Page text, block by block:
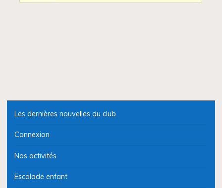
Les dernières nouvelles du club
Connexion
Nos activités
Escalade enfant